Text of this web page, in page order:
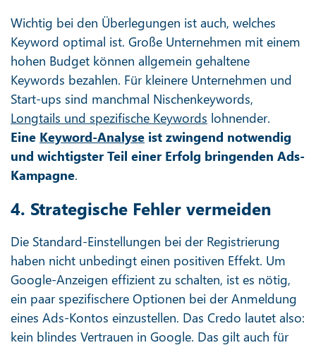
Wichtig bei den Überlegungen ist auch, welches
Keyword optimal ist. Große Unternehmen mit einem
hohen Budget können allgemein gehaltene
Keywords bezahlen. Für kleinere Unternehmen und
Start-ups sind manchmal Nischenkeywords,
Longtails und spezifische Keywords lohnender.
Eine Keyword-Analyse ist zwingend notwendig
und wichtigster Teil einer Erfolg bringenden Ads-
Kampagne.
4. Strategische Fehler vermeiden
Die Standard-Einstellungen bei der Registrierung
haben nicht unbedingt einen positiven Effekt. Um
Google-Anzeigen effizient zu schalten, ist es nötig,
ein paar spezifischere Optionen bei der Anmeldung
eines Ads-Kontos einzustellen. Das Credo lautet also:
kein blindes Vertrauen in Google. Das gilt auch für